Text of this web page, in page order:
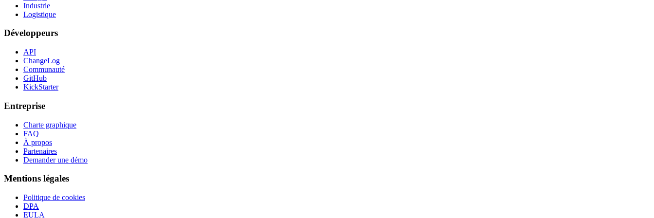
Industrie
Logistique
Développeurs
API
ChangeLog
Communauté
GitHub
KickStarter
Entreprise
Charte graphique
FAQ
À propos
Partenaires
Demander une démo
Mentions légales
Politique de cookies
DPA
EULA